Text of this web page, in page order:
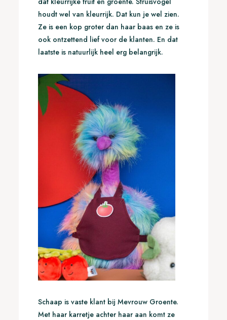
houdt wel van kleurrijk. Dat kun je wel zien.
Ze is een kop groter dan haar baas en ze is
ook ontzettend lief voor de klanten. En dat
laatste is natuurlijk heel erg belangrijk.
Schaap is vaste klant bij Mevrouw Groente.
Met haar karretje achter haar aan komt ze